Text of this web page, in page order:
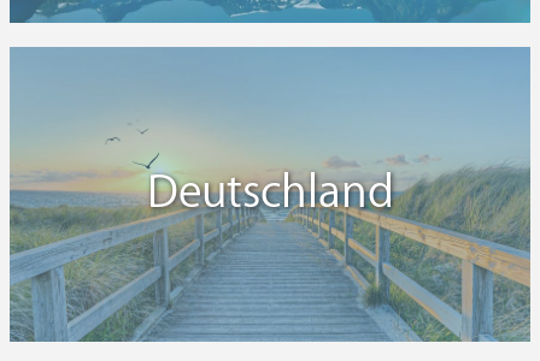
Deutschland